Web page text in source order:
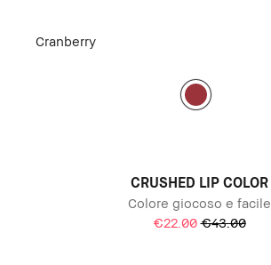
Cranberry
CRUSHED LIP COLOR
Colore giocoso e facile
€22.00 €43.00